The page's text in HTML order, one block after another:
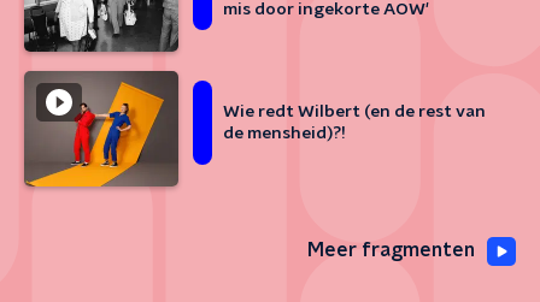
mis door ingekorte AOW'
Wie redt Wilbert (en de rest van
de mensheid)?!
Meer fragmenten